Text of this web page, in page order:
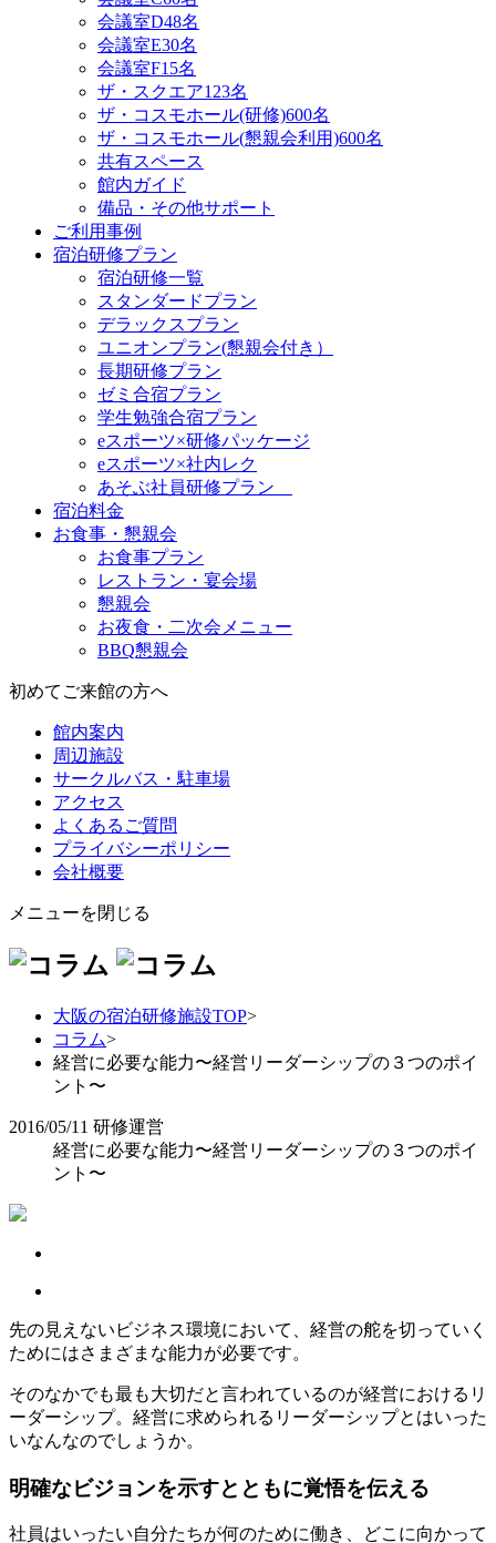
会議室D48名
会議室E30名
会議室F15名
ザ・スクエア123名
ザ・コスモホール(研修)600名
ザ・コスモホール(懇親会利用)600名
共有スペース
館内ガイド
備品・その他サポート
ご利用事例
宿泊研修プラン
宿泊研修一覧
スタンダードプラン
デラックスプラン
ユニオンプラン(懇親会付き）
長期研修プラン
ゼミ合宿プラン
学生勉強合宿プラン
eスポーツ×研修パッケージ
eスポーツ×社内レク
あそぶ社員研修プラン
宿泊料金
お食事・懇親会
お食事プラン
レストラン・宴会場
懇親会
お夜食・二次会メニュー
BBQ懇親会
初めてご来館の方へ
館内案内
周辺施設
サークルバス・駐車場
アクセス
よくあるご質問
プライバシーポリシー
会社概要
メニューを閉じる
大阪の宿泊研修施設TOP>
コラム>
経営に必要な能力〜経営リーダーシップの３つのポイ
ント〜
2016/05/11 研修運営
経営に必要な能力〜経営リーダーシップの３つのポイ
ント〜
先の見えないビジネス環境において、経営の舵を切っていく
ためにはさまざまな能力が必要です。
そのなかでも最も大切だと言われているのが経営におけるリ
ーダーシップ。経営に求められるリーダーシップとはいった
いなんなのでしょうか。
明確なビジョンを示すとともに覚悟を伝える
社員はいったい自分たちが何のために働き、どこに向かって